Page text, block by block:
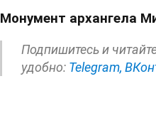
Монумент архангела
Подпишитесь и
удобно: Telegram,